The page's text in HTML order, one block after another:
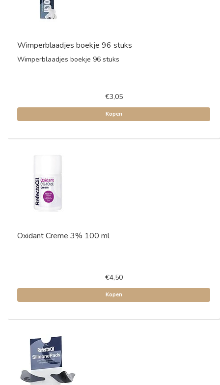
Wimperblaadjes boekje 96 stuks
Wimperblaadjes boekje 96 stuks
€3,05
Kopen
Oxidant Creme 3% 100 ml
€4,50
Kopen